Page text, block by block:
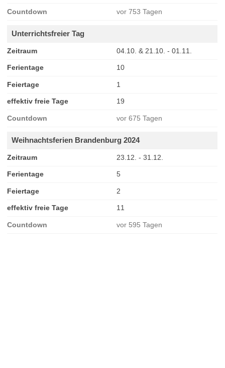
Countdown vor 753 Tagen
Unterrichtsfreier Tag
Zeitraum 04.10. & 21.10. - 01.11.
Ferientage 10
Feiertage 1
effektiv freie Tage 19
Countdown vor 675 Tagen
Weihnachtsferien Brandenburg 2024
Zeitraum 23.12. - 31.12.
Ferientage 5
Feiertage 2
effektiv freie Tage 11
Countdown vor 595 Tagen